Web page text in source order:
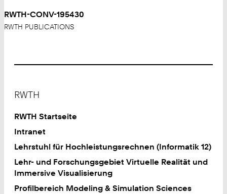
RWTH-CONV-195430
RWTH PUBLICATIONS
RWTH
RWTH Startseite
Intranet
Lehrstuhl für Hochleistungsrechnen (Informatik 12)
Lehr- und Forschungsgebiet Virtuelle Realität und
Immersive Visualisierung
Profilbereich Modeling & Simulation Sciences